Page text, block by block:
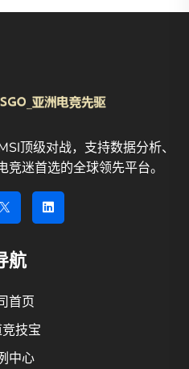
顶级对战，支持数据分析、
迷首选的全球领先平台。
航
首页
技宝
中心